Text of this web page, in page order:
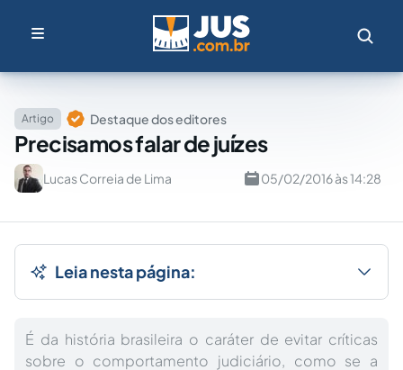
Artigo Destaque dos editores
Precisamos falar de juízes
Lucas Correia de Lima 05/02/2016 às 14:28
Leia nesta página:
É da história brasileira o caráter de evitar críticas
sobre o comportamento judiciário, como se a